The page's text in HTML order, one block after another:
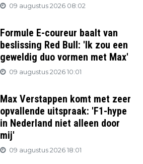
09 augustus 2026 08:02
Formule E-coureur baalt van
beslissing Red Bull: 'Ik zou een
geweldig duo vormen met Max'
09 augustus 2026 10:01
Max Verstappen komt met zeer
opvallende uitspraak: 'F1-hype
in Nederland niet alleen door
mij'
09 augustus 2026 18:01